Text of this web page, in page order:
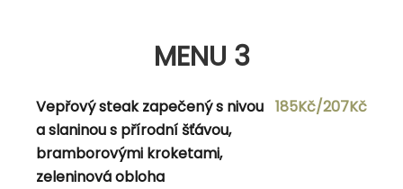
Masová jehla prokládaná paprikou, cibulí
a slaninou s americkým bramborem,
česnekovým dipem a přírodní šťávou
MENU 3
Vepřový steak zapečený s nivou
a slaninou s přírodní šťávou,
bramborovými kroketami,
zeleninová obloha
185Kč/207Kč